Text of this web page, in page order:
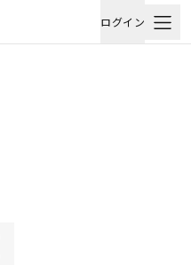
ログイン